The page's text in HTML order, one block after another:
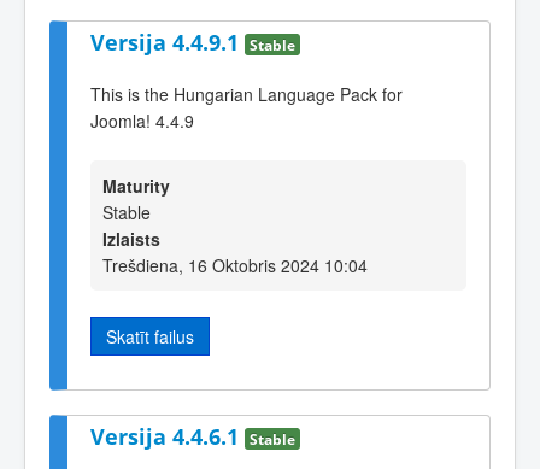
Versija 4.4.9.1 Stable
This is the Hungarian Language Pack for
Joomla! 4.4.9
Maturity
Stable
Izlaists
Trešdiena, 16 Oktobris 2024 10:04
Skatīt failus
Versija 4.4.6.1 Stable